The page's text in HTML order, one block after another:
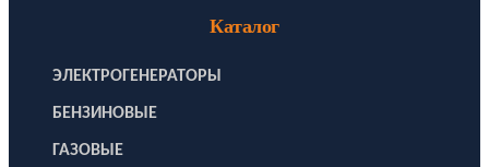
Каталог
ЭЛЕКТРОГЕНЕРАТОРЫ
БЕНЗИНОВЫЕ
ГАЗОВЫЕ